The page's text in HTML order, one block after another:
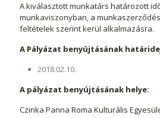
A kiválasztott munkatárs határozott
munkaviszonyban, a
feltételek szerint kerül alkalmazásra.
A Pályázat benyújtásának
2018.02.10.
A pályázat benyújtásának helye:
Czinka Panna Roma Kulturális